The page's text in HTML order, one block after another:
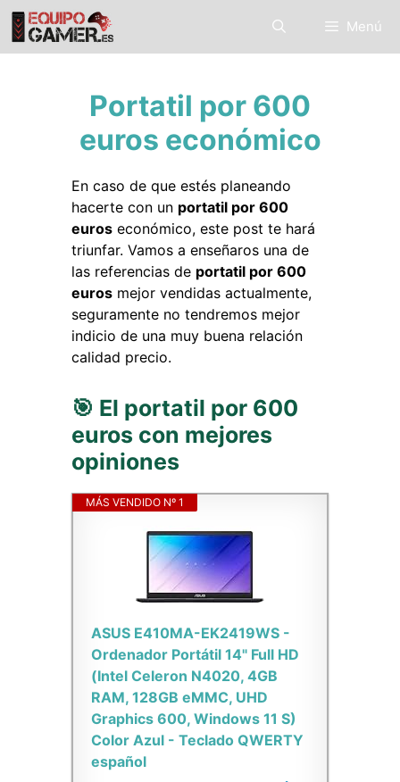
Saltar
contenido
Menú
Portatil por 600
euros económico
En caso de que estés planeando
hacerte con un portatil por 600
euros económico, este post te hará
triunfar. Vamos a enseñaros una de
las referencias de portatil por 600
euros mejor vendidas actualmente,
seguramente no tendremos mejor
indicio de una muy buena relación
calidad precio.
🎯 El portatil por 600
euros con mejores
opiniones
MÁS VENDIDO Nº 1
ASUS E410MA-EK2419WS -
Ordenador Portátil 14" Full HD
(Intel Celeron N4020, 4GB
RAM, 128GB eMMC, UHD
Graphics 600, Windows 11 S)
Color Azul - Teclado QWERTY
español